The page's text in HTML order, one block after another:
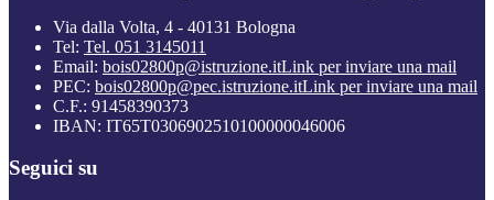
Via dalla Volta, 4 - 40131 Bologna
Tel: Tel. 051 3145011
Email: bois02800p@istruzione.itLink per inviare una mail
PEC: bois02800p@pec.istruzione.itLink per inviare una mail
C.F.: 91458390373
IBAN: IT65T0306902510100000046006
Seguici su